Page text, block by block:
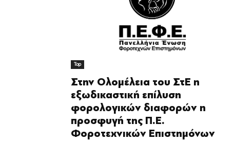
Top
Στην Ολομέλεια του ΣτΕ η
εξωδικαστική επίλυση
φορολογικών διαφορών η
προσφυγή της Π.Ε.
Φοροτεχνικών Επιστημόνων